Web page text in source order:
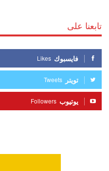
تابعنا على
فايسبوك Likes
تويتر Tweets
يوتيوب Followers